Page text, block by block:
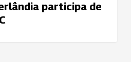
participa de